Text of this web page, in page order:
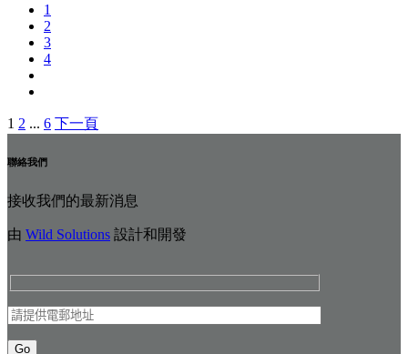
1
2
3
4
文
章
頁
1 2 ... 6 下一頁
聯絡我們
接收我們的最新消息
由 Wild Solutions 設計和開發